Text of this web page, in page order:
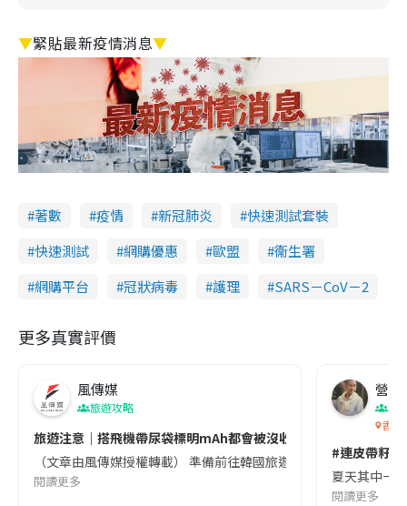
▼緊貼最新疫情消息▼
著數 疫情 新冠肺炎
快速測試套裝
快速測試
網購優惠 歐盟
衞生署
網購平台
冠狀病毒 護理 SARS－CoV－2
更多真實評價
風傳媒
旅遊攻略
旅遊注意｜搭飛機帶尿袋標明mAh都會被沒收😱出發前切記檢查
（文章由風傳媒授權轉載） 準備前往韓國旅遊的民眾，近期要
閱讀更多
營養
香港
#連皮帶籽
夏天其中一
閱讀更多